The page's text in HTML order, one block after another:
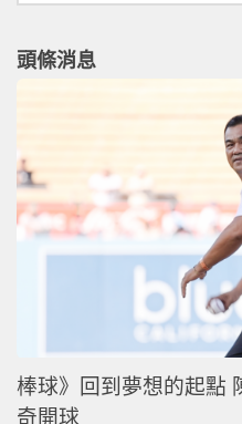
頭條消息
棒球》回到夢想的起點
奇開球